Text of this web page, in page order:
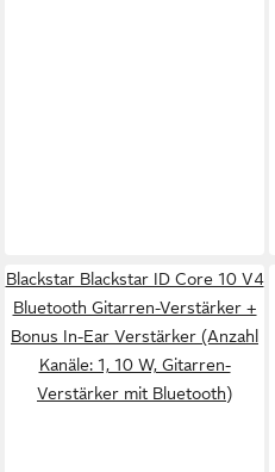
Blackstar Blackstar ID Core 10 V4
Bluetooth Gitarren-Verstärker +
Bonus In-Ear Verstärker (Anzahl
Kanäle: 1, 10 W, Gitarren-
Verstärker mit Bluetooth)